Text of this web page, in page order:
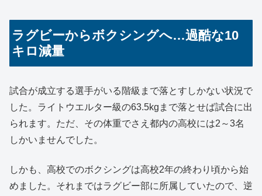
ラグビーからボクシングへ…過酷な10
キロ減量
試合が成立する選手がいる階級まで落とすしかない状況で
した。ライトウエルター級の63.5kgまで落とせば試合に出
られます。ただ、その体重でさえ都内の高校には2～3名
しかいませんでした。
しかも、高校でのボクシングは高校2年の終わり頃から始
めました。それまではラグビー部に所属していたので、逆